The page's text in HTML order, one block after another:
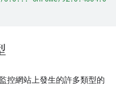
控網站上發生的許多類型的